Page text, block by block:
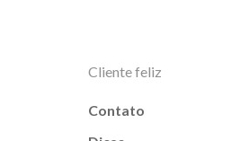
Cliente feliz
Contato